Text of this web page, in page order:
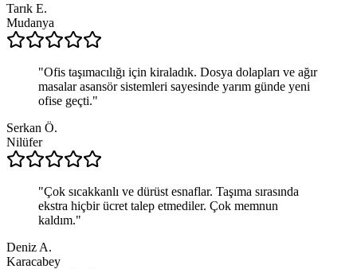
Tarık E.
Mudanya
"Ofis taşımacılığı için kiraladık. Dosya dolapları ve ağır
masalar asansör sistemleri sayesinde yarım günde yeni
ofise geçti."
Serkan Ö.
Nilüfer
"Çok sıcakkanlı ve dürüst esnaflar. Taşıma sırasında
ekstra hiçbir ücret talep etmediler. Çok memnun
kaldım."
Deniz A.
Karacabey